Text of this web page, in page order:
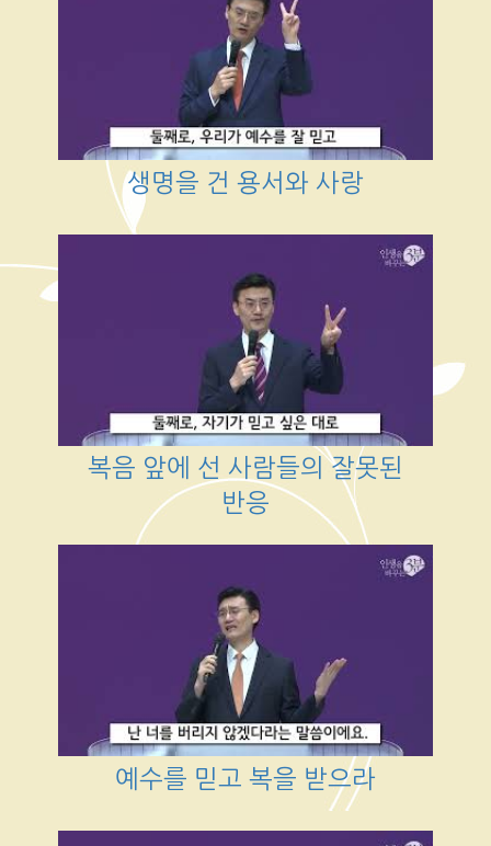
생명을 건 용서와 사랑
복음 앞에 선 사람들의 잘못된
반응
예수를 믿고 복을 받으라